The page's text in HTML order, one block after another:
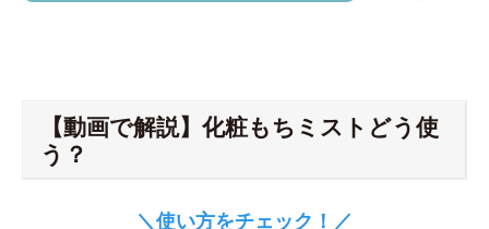
【動画で解説】化粧もちミストどう使
う？
＼使い方をチェック！／